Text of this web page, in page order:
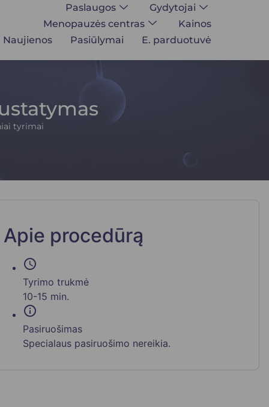
Paslaugos
Gydytojai
Menopauzės centras
Kainos
Naujienos
Pasiūlymai E. parduotuvė
tyrimai
Apie procedūrą
schedule
Tyrimo trukmė
10-15 min.
info
Pasiruošimas
Specialaus pasiruošimo nereikia.